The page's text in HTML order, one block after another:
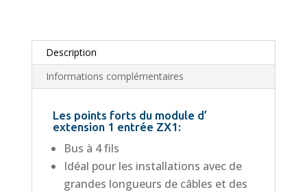
Description
Informations complémentaires
Les points forts du module d’
extension 1 entrée ZX1:
Bus à 4 fils
Idéal pour les installations avec de
grandes longueurs de câbles et des